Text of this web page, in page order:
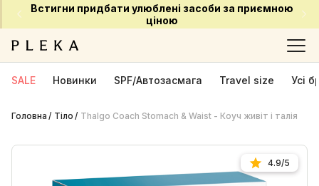
Встигни придбати улюблені засоби за приємною
ціною
SALE Новинки SPF/Автозасмага Travel size Усі
Головна Тіло Thalgo Coach Stomach & Waist - Коуч живіт і талія
4.9/5